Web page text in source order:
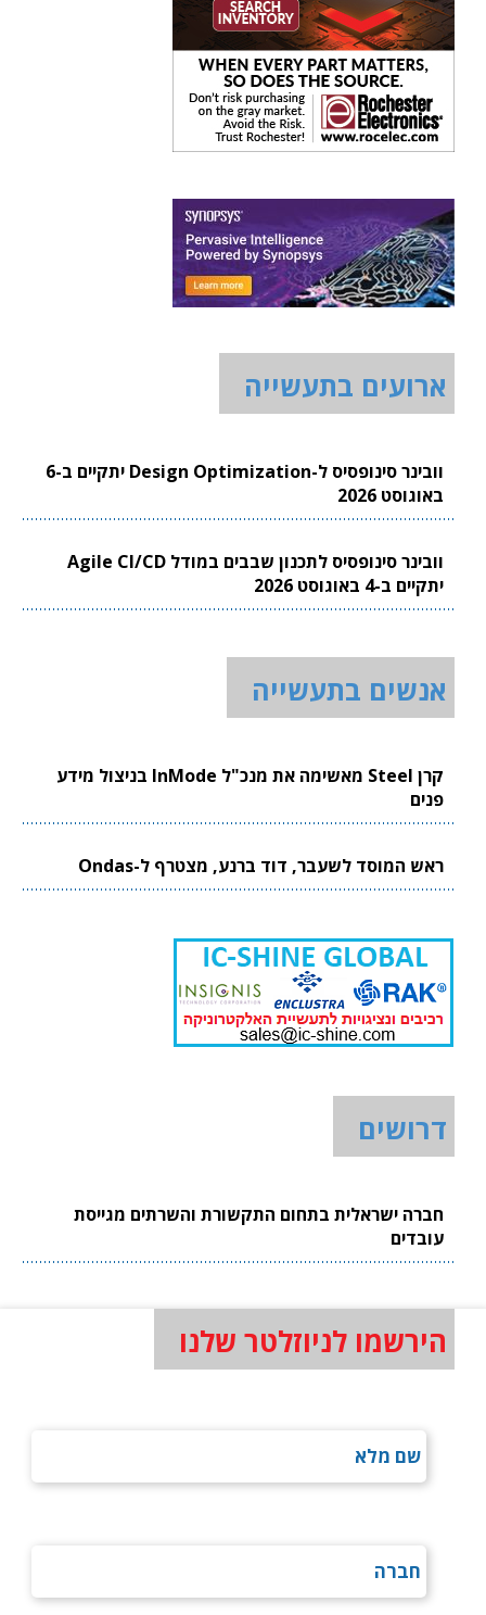
ארועים בתעשייה
וובינר סינופסיס ל-Design Optimization יתקיים ב-6
באוגוסט 2026
וובינר סינופסיס לתכנון שבבים במודל Agile CI/CD
יתקיים ב-4 באוגוסט 2026
אנשים בתעשייה
קרן Steel מאשימה את מנכ"ל InMode בניצול מידע
פנים
ראש המוסד לשעבר, דוד ברנע, מצטרף ל-Ondas
דרושים
חברה ישראלית בתחום התקשורת והשרתים מגייסת
עובדים
הירשמו לניוזלטר שלנו